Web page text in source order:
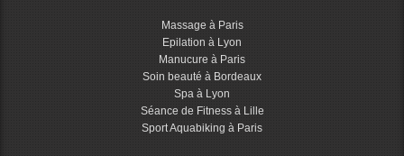
Massage à Paris
Epilation à Lyon
Manucure à Paris
Soin beauté à Bordeaux
Spa à Lyon
Séance de Fitness à Lille
Sport Aquabiking à Paris